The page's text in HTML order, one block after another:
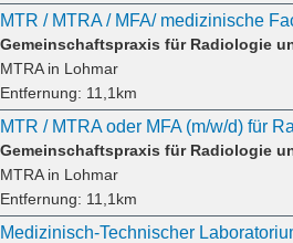
MTRAin Lohmar
Entfernung: 11,1km
MTRAin Lohmar
Entfernung: 11,1km